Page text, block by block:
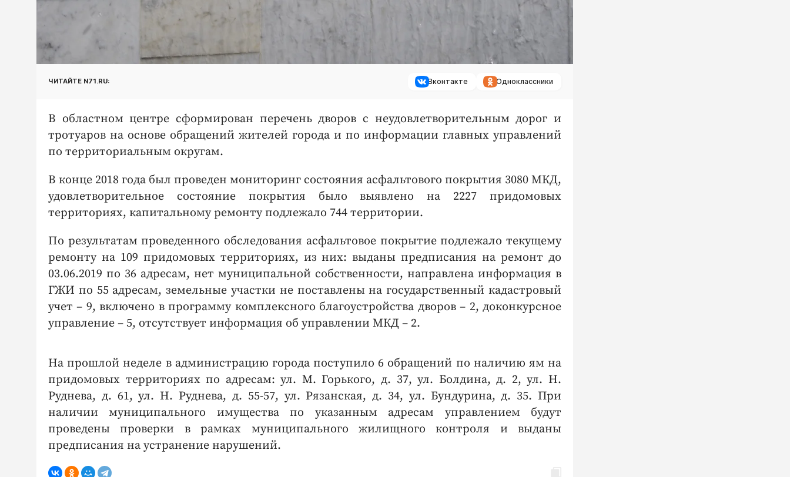
ЧИТАЙТЕ N71.RU: Вконтакте Одноклассники
В областном центре сформирован перечень дворов с неудовлетворительным дорог и
тротуаров на основе обращений жителей города и по информации главных управлений
по территориальным округам.
В конце 2018 года был проведен мониторинг состояния асфальтового покрытия 3080 МКД,
удовлетворительное состояние покрытия было выявлено на 2227 придомовых
территориях, капитальному ремонту подлежало 744 территории.
По результатам проведенного обследования асфальтовое покрытие подлежало текущему
ремонту на 109 придомовых территориях, из них: выданы предписания на ремонт до
03.06.2019 по 36 адресам, нет муниципальной собственности, направлена информация в
ГЖИ по 55 адресам, земельные участки не поставлены на государственный кадастровый
учет – 9, включено в программу комплексного благоустройства дворов – 2, доконкурсное
управление – 5, отсутствует информация об управлении МКД – 2.
На прошлой неделе в администрацию города поступило 6 обращений по наличию ям на
придомовых территориях по адресам: ул. М. Горького, д. 37, ул. Болдина, д. 2, ул. Н.
Руднева, д. 61, ул. Н. Руднева, д. 55-57, ул. Рязанская, д. 34, ул. Бундурина, д. 35. При
наличии муниципального имущества по указанным адресам управлением будут
проведены проверки в рамках муниципального жилищного контроля и выданы
предписания на устранение нарушений.